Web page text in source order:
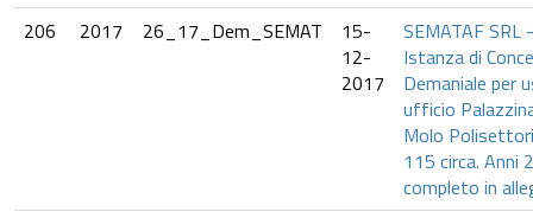
206
2017 26_17_Dem_SEMAT
15-
12-
2017
SEMATAF SRL -
Istanza di
Demaniale per
ufficio
Molo
115 circa. Anni
completo in